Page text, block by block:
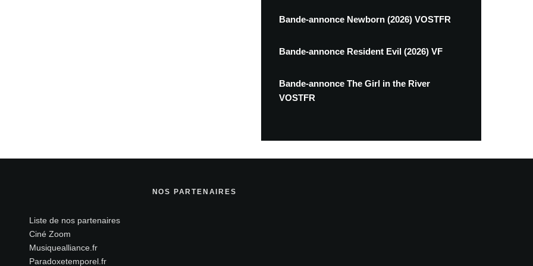
plus sur la façon dont les données de vos
Bande-annonce Newborn (2026) VOSTFR
Bande-annonce Resident Evil (2026) VF
Bande-annonce The Girl in the River
VOSTFR
NOS PARTENAIRES
Liste de nos partenaires
Ciné Zoom
Musiquealliance.fr
Paradoxetemporel.fr